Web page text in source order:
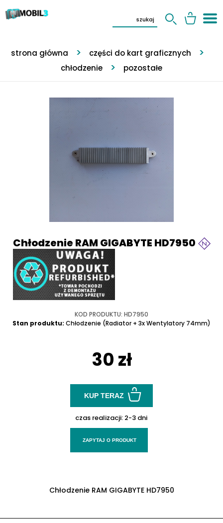
strona główna
części do kart graficznych
chłodzenie
pozostałe
Chłodzenie RAM GIGABYTE HD7950
KOD PRODUKTU: HD7950
Stan produktu: Chłodzenie (Radiator + 3x Wentylatory 74mm)
30 zł
KUP TERAZ
czas realizacji: 2-3 dni
ZAPYTAJ O PRODUKT
Chłodzenie RAM GIGABYTE HD7950